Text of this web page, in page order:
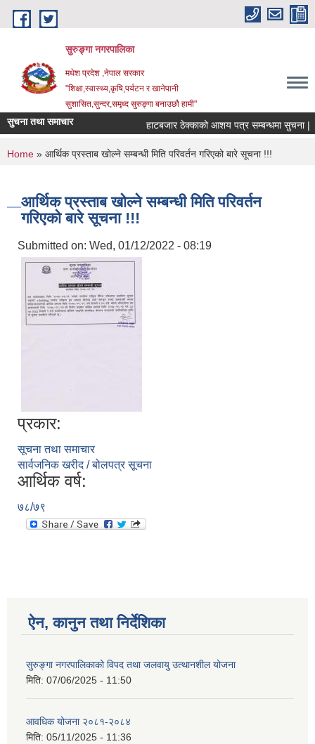
Skip to main content
सुरुङ्‍गा नगरपालिका
मधेश प्रदेश ,नेपाल सरकार
"शिक्षा,स्वास्थ्य,कृषि,पर्यटन र खानेपानी
सुशासित,सुन्दर,समृध्द सुरुङ्गा बनाउछौ हामी"
सुचना तथा समाचार हाटबजार ठेक्काको आशय पत्र सम्बन्धमा सुचना |
You are here
Home » आर्थिक प्रस्ताब खोल्ने सम्बन्धी मिति परिवर्तन गरिएको बारे सूचना !!!
आर्थिक प्रस्ताब खोल्ने सम्बन्धी मिति परिवर्तन
गरिएको बारे सूचना !!!
Submitted on: Wed, 01/12/2022 - 08:19
प्रकार:
सूचना तथा समाचार
सार्वजनिक खरीद / बोलपत्र सूचना
आर्थिक वर्ष:
७८/७९
ऐन, कानुन तथा निर्देशिका
सुरुङ्गा नगरपालिकाको विपद तथा जलवायु उत्थानशील योजना
मिति: 07/06/2025 - 11:50
आवधिक योजना २०८१-२०८४
मिति: 05/11/2025 - 11:36